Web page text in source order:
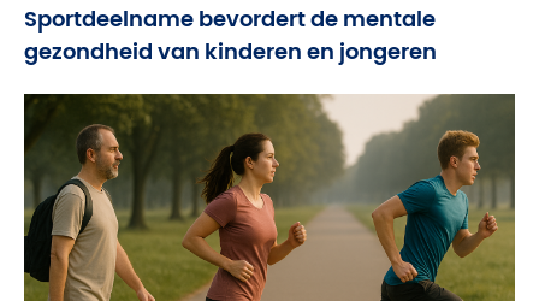
Sportdeelname bevordert de mentale
gezondheid van kinderen en jongeren